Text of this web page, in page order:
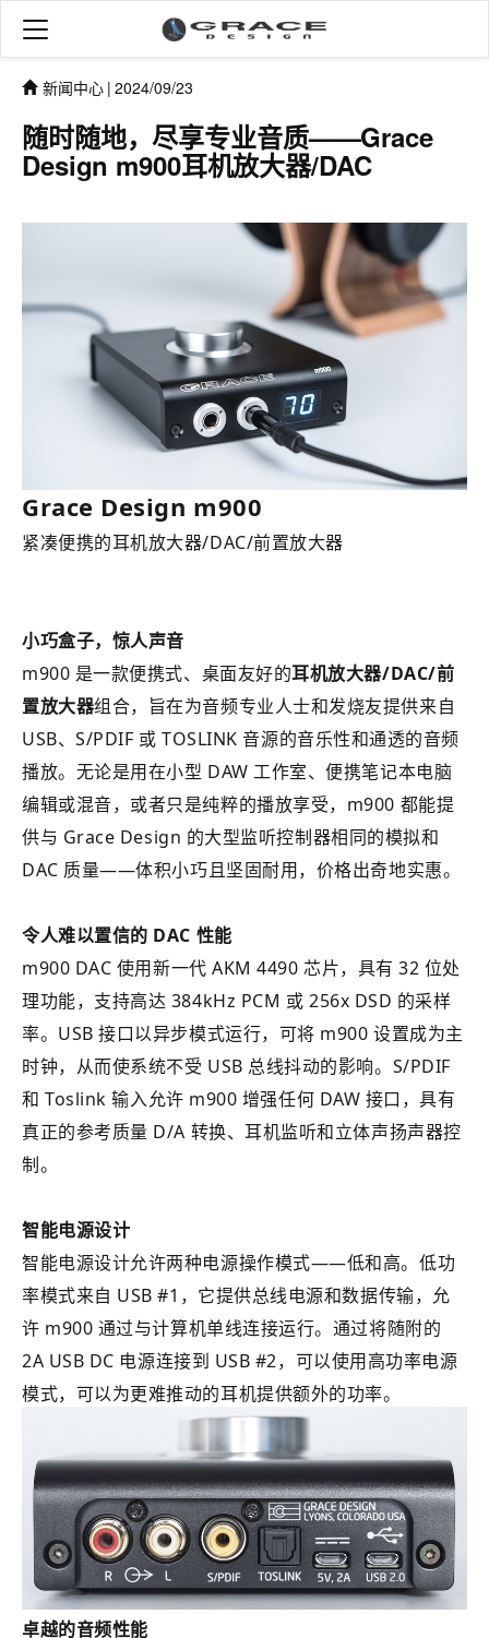
新闻中心 | 2024/09/23
随时随地，尽享专业音质——Grace
Design m900耳机放大器/DAC
Grace Design m900
紧凑便携的耳机放大器/DAC/前置放大器
小巧盒子， 惊人声音
m900 是一款便携式、桌面友好的耳机放大器/DAC/前
置放大器组合，旨在为音频专业人士和发烧友提供来自
USB、S/PDIF 或 TOSLINK 音源的音乐性和通透的音频
播放。无论是用在小型 DAW 工作室、便携笔记本电脑
编辑或混音，或者只是纯粹的播放享受，m900 都能提
供与 Grace Design 的大型监听控制器相同的模拟和
DAC 质量——体积小巧且坚固耐用，价格出奇地实惠。
令人难以置信的 DAC 性能
m900 DAC 使用新一代 AKM 4490 芯片，具有 32 位处
理功能，支持高达 384kHz PCM 或 256x DSD 的采样
率。USB 接口以异步模式运行，可将 m900 设置成为主
时钟，从而使系统不受 USB 总线抖动的影响。S/PDIF
和 Toslink 输入允许 m900 增强任何 DAW 接口，具有
真正的参考质量 D/A 转换、耳机监听和立体声扬声器控
制。
智能电源设计
智能电源设计允许两种电源操作模式——低和高。低功
率模式来自 USB #1，它提供总线电源和数据传输，允
许 m900 通过与计算机单线连接运行。通过将随附的
2A USB DC 电源连接到 USB #2，可以使用高功率电源
模式，可以为更难推动的耳机提供额外的功率。
卓越的音频性能